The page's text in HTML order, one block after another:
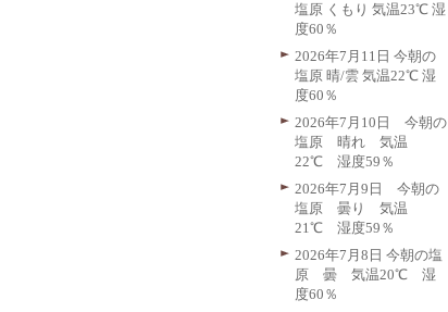
塩原 くもり 気温23℃ 湿
度60％
2026年7月11日 今朝の
塩原 晴/雲 気温22℃ 湿
度60％
2026年7月10日 今朝の
塩原 晴れ 気温
22℃ 湿度59％
2026年7月9日 今朝の
塩原 曇り 気温
21℃ 湿度59％
2026年7月8日 今朝の塩
原 曇 気温20℃ 湿
度60％